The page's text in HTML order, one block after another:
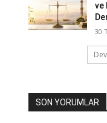
ve
30
SON YORUMLAR